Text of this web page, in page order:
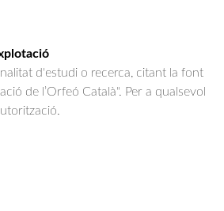
d'estudi o recerca, citant la font
de l’Orfeó Català". Per a qualsevol